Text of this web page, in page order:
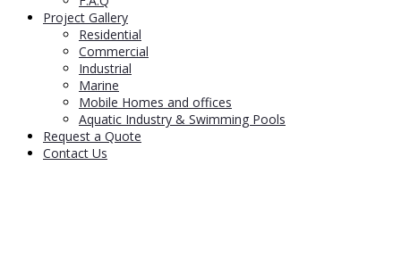
Project Gallery
Residential
Commercial
Industrial
Marine
Mobile Homes and offices
Aquatic Industry & Swimming Pools
Request a Quote
Contact Us